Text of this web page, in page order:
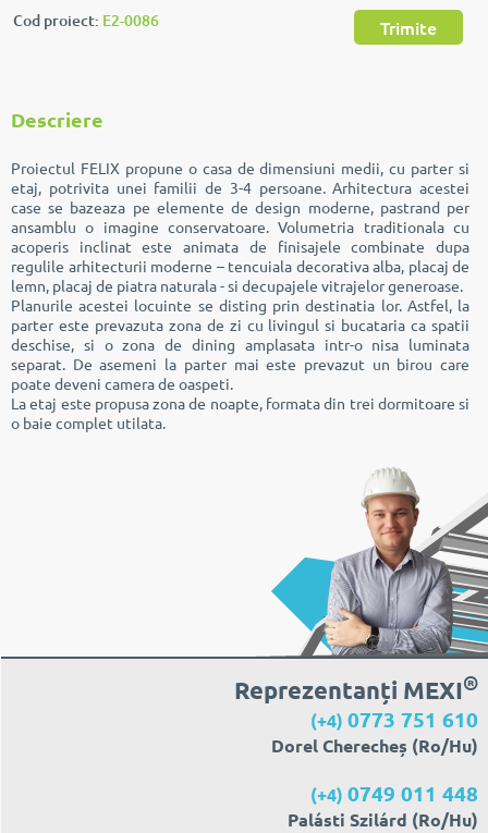
Cod proiect: E2-0086 Trimite
Descriere
Proiectul FELIX propune o casa de dimensiuni medii, cu parter si
etaj, potrivita unei familii de 3-4 persoane. Arhitectura acestei
case se bazeaza pe elemente de design moderne, pastrand per
ansamblu o imagine conservatoare. Volumetria traditionala cu
acoperis inclinat este animata de finisajele combinate dupa
regulile arhitecturii moderne – tencuiala decorativa alba, placaj de
lemn, placaj de piatra naturala - si decupajele vitrajelor generoase.
Planurile acestei locuinte se disting prin destinatia lor. Astfel, la
parter este prevazuta zona de zi cu livingul si bucataria ca spatii
deschise, si o zona de dining amplasata intr-o nisa luminata
separat. De asemeni la parter mai este prevazut un birou care
poate deveni camera de oaspeti.
La etaj este propusa zona de noapte, formata din trei dormitoare si
o baie complet utilata.
Reprezentanți MEXI®
(+4) 0773 751 610
Dorel Cherecheș (Ro/Hu)
(+4) 0749 011 448
Palásti Szilárd (Ro/Hu)